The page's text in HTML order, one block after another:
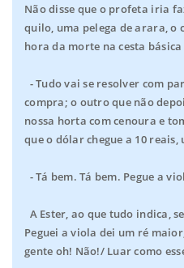
Não disse que o profeta iria
quilo, uma pelega de arara, o
hora da morte na cesta
- Tudo vai se resolver com
compra; o outro que não
nossa horta com cenoura e
que o dólar chegue a 10
- Tá bem. Tá bem. Pegue a
A Ester, ao que tudo indica,
Peguei a viola dei um ré
gente oh! Não!/ Luar como